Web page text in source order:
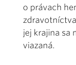
o právach
jej krajina sa
viazaná.